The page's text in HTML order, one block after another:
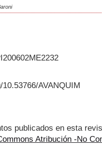
AVANQUIM
publicados en esta
Atribución -No